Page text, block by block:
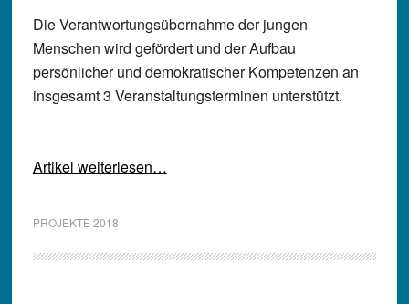
Die Verantwortungsübernahme der jungen
Menschen wird gefördert und der Aufbau
persönlicher und demokratischer Kompetenzen an
insgesamt 3 Veranstaltungsterminen unterstützt.
Artikel weiterlesen…
PROJEKTE 2018